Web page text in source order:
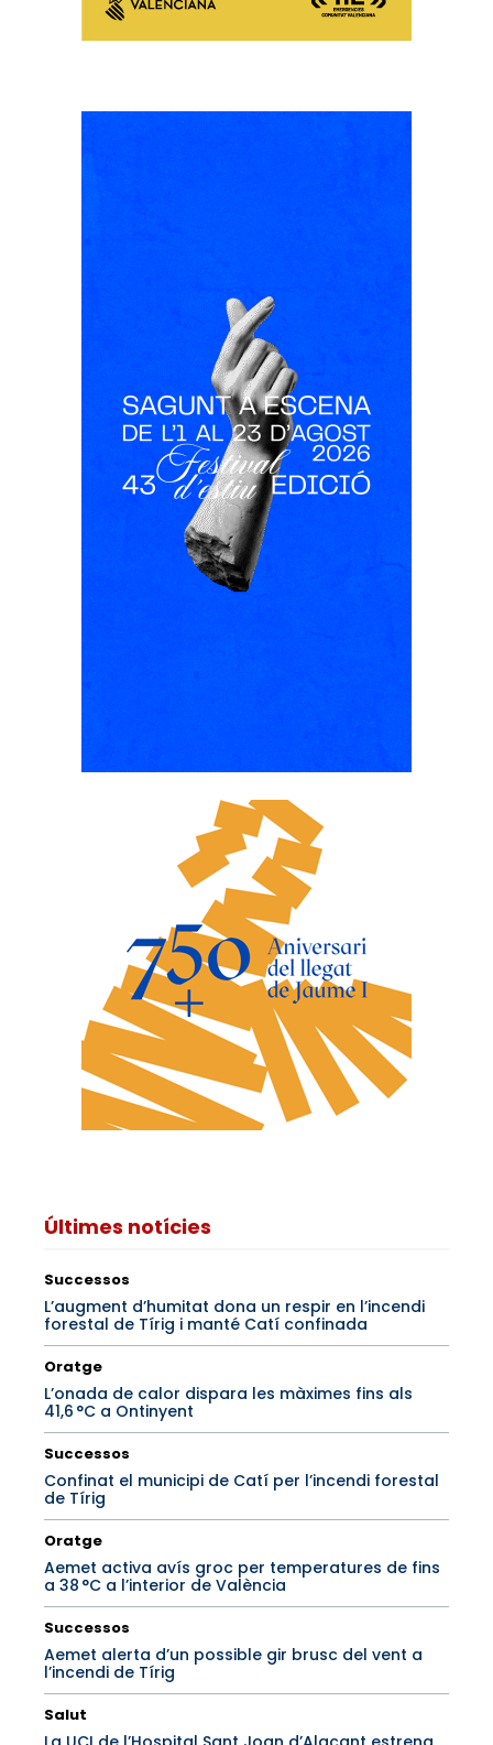
Últimes notícies
Successos
L’augment d’humitat dona un respir en l’incendi
forestal de Tírig i manté Catí confinada
Oratge
L’onada de calor dispara les màximes fins als
41,6 °C a Ontinyent
Successos
Confinat el municipi de Catí per l’incendi forestal
de Tírig
Oratge
Aemet activa avís groc per temperatures de fins
a 38 °C a l’interior de València
Successos
Aemet alerta d’un possible gir brusc del vent a
l’incendi de Tírig
Salut